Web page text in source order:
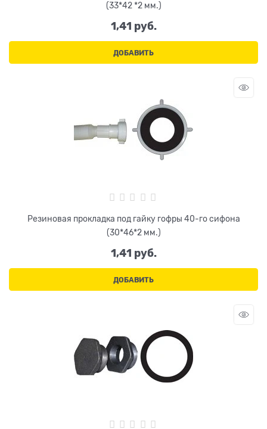
(33*42 *2 мм.)
1,41 руб.
ДОБАВИТЬ
Резиновая прокладка под гайку гофры 40-го сифона
(30*46*2 мм.)
1,41 руб.
ДОБАВИТЬ